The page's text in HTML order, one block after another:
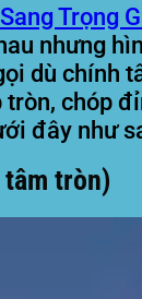
Trọng
nhưng
dù chính
chóp
đây như
tròn)